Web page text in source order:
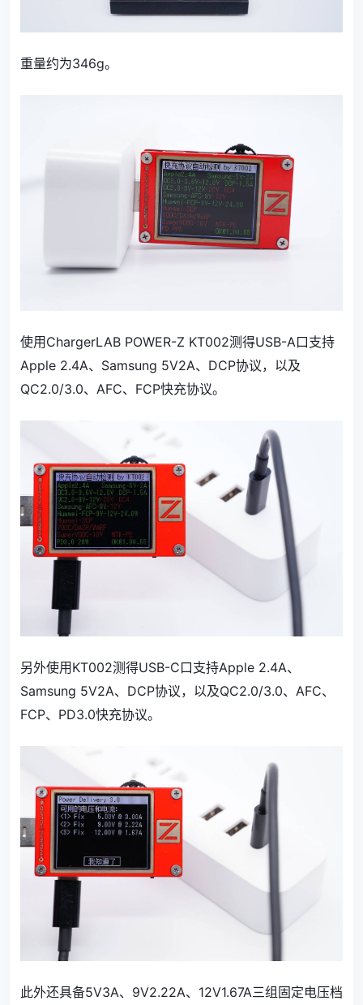
重量约为346g。
使用ChargerLAB POWER-Z KT002测得USB-A口支持
Apple 2.4A、Samsung 5V2A、DCP协议，以及
QC2.0/3.0、AFC、FCP快充协议。
另外使用KT002测得USB-C口支持Apple 2.4A、
Samsung 5V2A、DCP协议，以及QC2.0/3.0、AFC、
FCP、PD3.0快充协议。
此外还具备5V3A、9V2.22A、12V1.67A三组固定电压档